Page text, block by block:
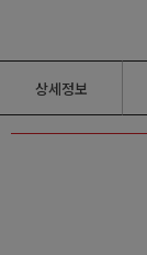
상세정보